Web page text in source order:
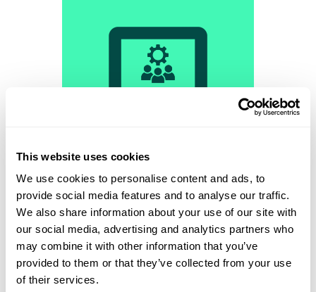
This website uses cookies
We use cookies to personalise content and ads, to
provide social media features and to analyse our traffic.
We also share information about your use of our site with
our social media, advertising and analytics partners who
may combine it with other information that you’ve
provided to them or that they’ve collected from your use
of their services.
CRM Kundklubb B2C (per kund/mån)
0,80kr